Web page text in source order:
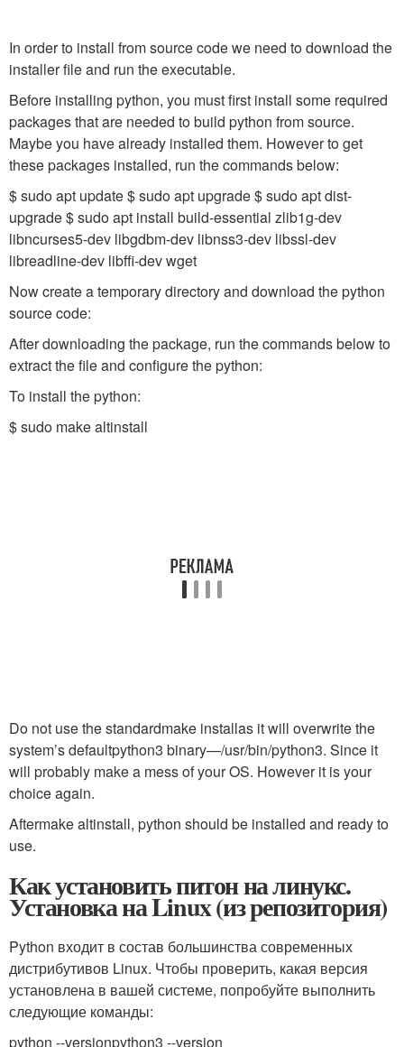
In order to install from source code we need to download the
installer file and run the executable.
Before installing python, you must first install some required
packages that are needed to build python from source.
Maybe you have already installed them. However to get
these packages installed, run the commands below:
$ sudo apt update $ sudo apt upgrade $ sudo apt dist-
upgrade $ sudo apt install build-essential zlib1g-dev
libncurses5-dev libgdbm-dev libnss3-dev libssl-dev
libreadline-dev libffi-dev wget
Now create a temporary directory and download the python
source code:
After downloading the package, run the commands below to
extract the file and configure the python:
To install the python:
$ sudo make altinstall
Do not use the standardmake installas it will overwrite the
system’s defaultpython3 binary—/usr/bin/python3. Since it
will probably make a mess of your OS. However it is your
choice again.
Aftermake altinstall, python should be installed and ready to
use.
Как установить питон на линукс.
Установка на Linux (из репозитория)
Python входит в состав большинства современных
дистрибутивов Linux. Чтобы проверить, какая версия
установлена в вашей системе, попробуйте выполнить
следующие команды:
python --versionpython3 --version